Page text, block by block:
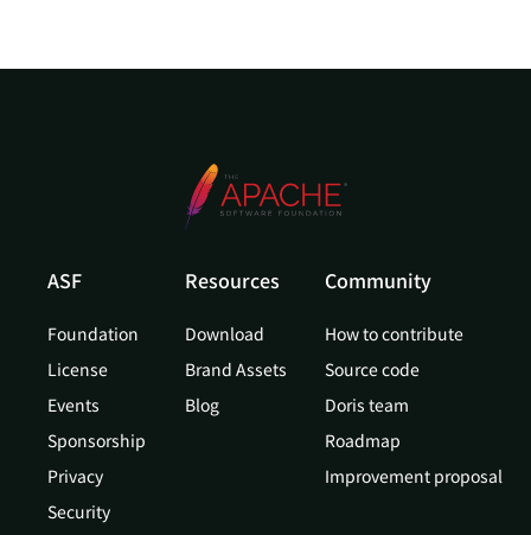
ASF
Foundation
License
Events
Sponsorship
Privacy
Security
Resources
Download
Brand Assets
Blog
Community
How to contribute
Source code
Doris team
Roadmap
Improvement proposal